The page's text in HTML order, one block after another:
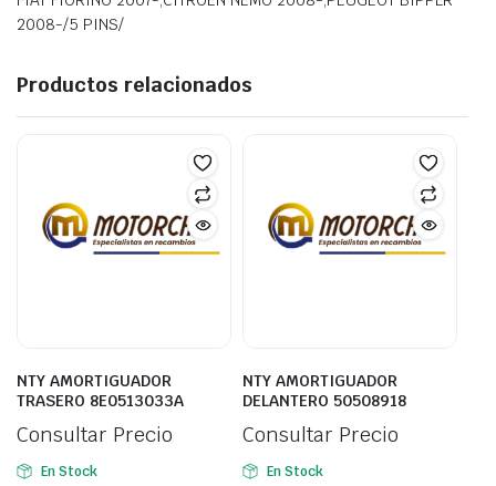
2008-/5 PINS/
Productos relacionados
NTY AMORTIGUADOR
TRASERO 8E0513033A
Consultar Precio
En Stock
NTY AMORTIGUADOR
DELANTERO 50508918
Consultar Precio
En Stock